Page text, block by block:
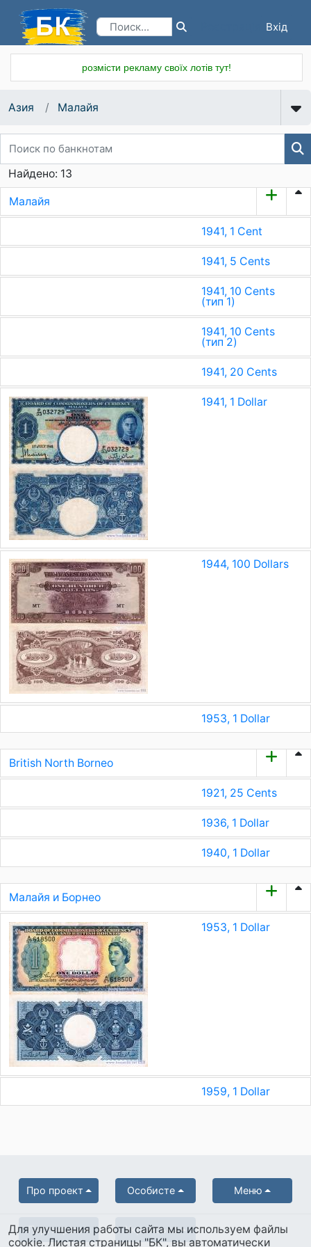
Вхід
розмісти рекламу своїх лотів тут!
Азия Малайя
Найдено: 13
Малайя
1941, 1 Cent
1941, 5 Cents
1941, 10 Cents
(тип 1)
1941, 10 Cents
(тип 2)
1941, 20 Cents
1941, 1 Dollar
1944, 100 Dollars
1953, 1 Dollar
British North Borneo
1921, 25 Cents
1936, 1 Dollar
1940, 1 Dollar
Малайя и Борнео
1953, 1 Dollar
1959, 1 Dollar
Про проект Особисте Меню
Партнерам Українська
Для улучшения работы сайта мы используем файлы
cookie. Листая страницы "БК", вы автоматически